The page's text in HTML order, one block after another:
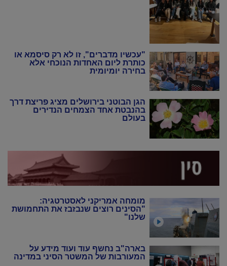
"עכשיו מדברים", זו לא רק סיסמא או
כותרת ליום האחדות הנוכחי אלא
בחירה יומיומית
הגן הבוטני בירושלים מציג פריצת דרך
בהנבטת אחד הצמחים הנדירים
בעולם
מומחה אמריקני לאסטרטגיה:
"הסינים רוצים שנבזבז את התחמושת
שלנו"
בארה"ב נחשף עוד ועוד מידע על
המעורבות של המשטר הסיני במדינה